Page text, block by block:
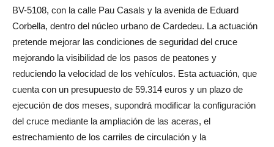
BV-5108, con la calle Pau Casals y la avenida de Eduard
Corbella, dentro del núcleo urbano de Cardedeu. La actuación
pretende mejorar las condiciones de seguridad del cruce
mejorando la visibilidad de los pasos de peatones y
reduciendo la velocidad de los vehículos. Esta actuación, que
cuenta con un presupuesto de 59.314 euros y un plazo de
ejecución de dos meses, supondrá modificar la configuración
del cruce mediante la ampliación de las aceras, el
estrechamiento de los carriles de circulación y la